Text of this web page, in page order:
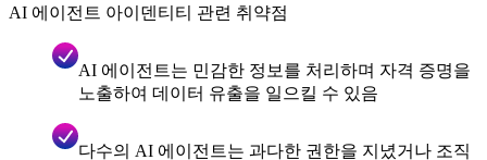
AI 에이전트 아이덴티티 관련 취약점
AI 에이전트는 민감한 정보를 처리하며 자격 증명을
노출하여 데이터 유출을 일으킬 수 있음
다수의 AI 에이전트는 과다한 권한을 지녔거나 조직